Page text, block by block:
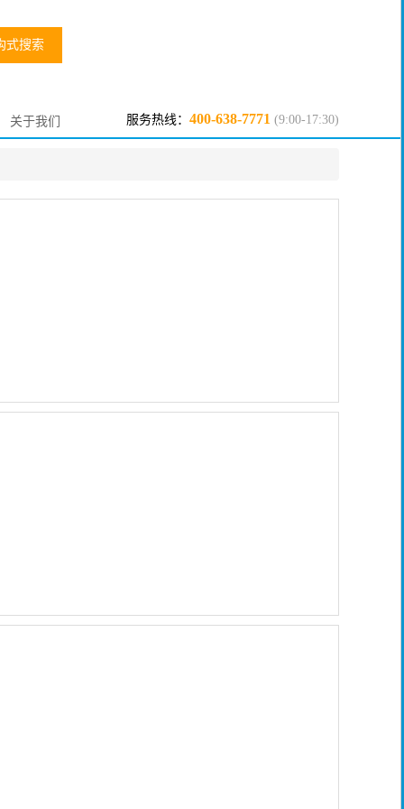
式搜索
服务热线： 400-638-7771 (9:00-17:30)
关于我们